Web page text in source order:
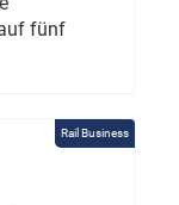
fünf
Rail Business